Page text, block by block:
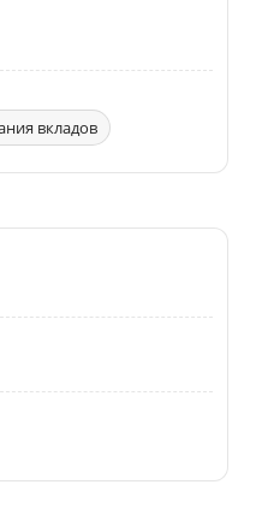
вкладов